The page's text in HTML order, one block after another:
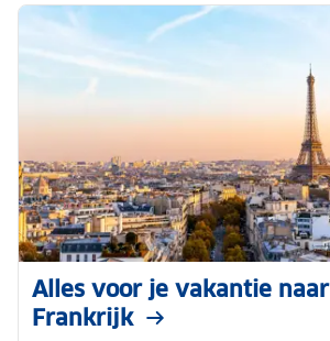
Alles voor je vakantie naar
Frankrijk